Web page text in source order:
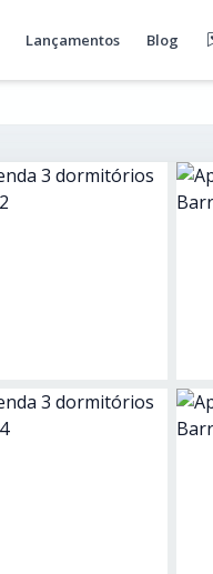
Lançamentos Blog